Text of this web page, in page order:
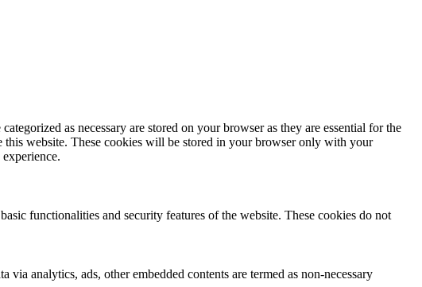
as necessary are stored on your browser as they are essential for the
website. These cookies will be stored in your browser only with your
functionalities and security features of the website. These cookies do not
analytics, ads, other embedded contents are termed as non-necessary